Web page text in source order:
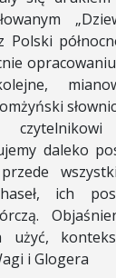
Polski
daleko
ich
użyć,
i Glogera